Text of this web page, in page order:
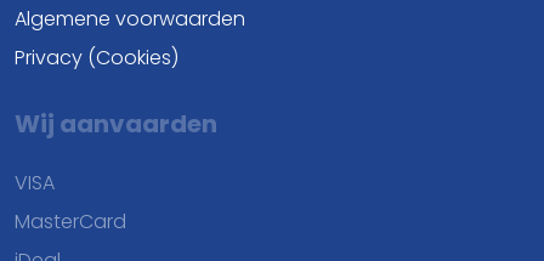
Algemene voorwaarden
Privacy (Cookies)
Wij aanvaarden
VISA
MasterCard